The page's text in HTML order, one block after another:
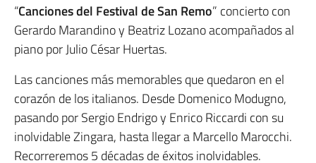
“Canciones del Festival de San Remo” concierto con
Gerardo Marandino y Beatriz Lozano acompañados al
piano por Julio César Huertas.
Las canciones más memorables que quedaron en el
corazón de los italianos. Desde Domenico Modugno,
pasando por Sergio Endrigo y Enrico Riccardi con su
inolvidable Zingara, hasta llegar a Marcello Marocchi.
Recorreremos 5 décadas de éxitos inolvidables.